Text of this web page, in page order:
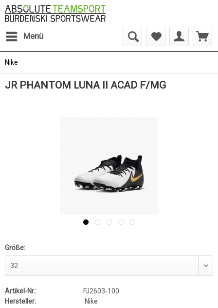
Menü
Nike
JR PHANTOM LUNA II ACAD F/MG
Größe:
Artikel-Nr.:
FJ2603-100
Hersteller:
Nike